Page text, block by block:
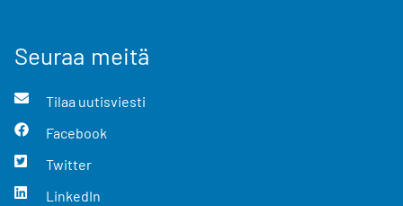
Seuraa meitä
Tilaa uutisviesti
Facebook
Twitter
LinkedIn